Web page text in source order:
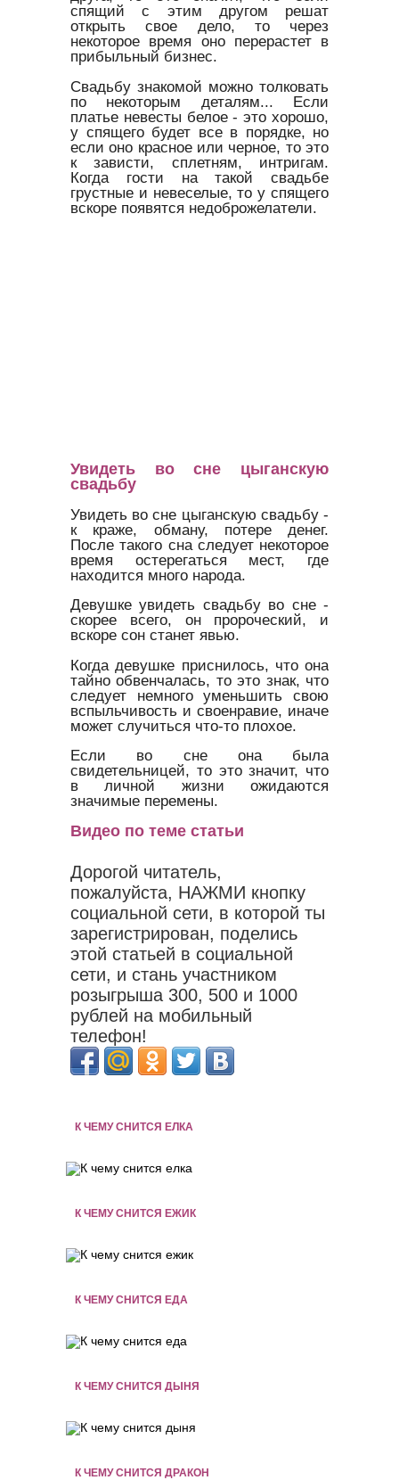
спящий с этим другом решат
открыть свое дело, то через
некоторое время оно перерастет в
прибыльный бизнес.
Свадьбу знакомой можно толковать
по некоторым деталям... Если
платье невесты белое - это хорошо,
у спящего будет все в порядке, но
если оно красное или черное, то это
к зависти, сплетням, интригам.
Когда гости на такой свадьбе
грустные и невеселые, то у спящего
вскоре появятся недоброжелатели.
Увидеть во сне цыганскую
свадьбу
Увидеть во сне цыганскую свадьбу -
к краже, обману, потере денег.
После такого сна следует некоторое
время остерегаться мест, где
находится много народа.
Девушке увидеть свадьбу во сне -
скорее всего, он пророческий, и
вскоре сон станет явью.
Когда девушке приснилось, что она
тайно обвенчалась, то это знак, что
следует немного уменьшить свою
вспыльчивость и своенравие, иначе
может случиться что-то плохое.
Если во сне она была
свидетельницей, то это значит, что
в личной жизни ожидаются
значимые перемены.
Видео по теме статьи
Дорогой читатель,
пожалуйста, НАЖМИ кнопку
социальной сети, в которой ты
зарегистрирован, поделись
этой статьей в социальной
сети, и стань участником
розыгрыша 300, 500 и 1000
рублей на мобильный
телефон!
К ЧЕМУ СНИТСЯ ЕЛКА
К ЧЕМУ СНИТСЯ ЕЖИК
К ЧЕМУ СНИТСЯ ЕДА
К ЧЕМУ СНИТСЯ ДЫНЯ
К ЧЕМУ СНИТСЯ ДРАКОН